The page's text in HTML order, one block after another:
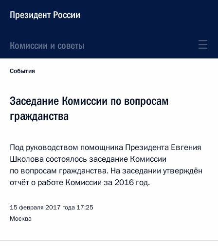
Президент России
Комиссии и советы
События
Заседание Комиссии по вопросам
гражданства
Под руководством помощника Президента Евгения
Школова состоялось заседание Комиссии
по вопросам гражданства. На заседании утверждён
отчёт о работе Комиссии за 2016 год.
15 февраля 2017 года 17:25
Москва